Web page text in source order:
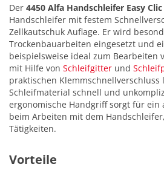
Der 4450 Alfa Handschleifer Easy Clic
Handschleifer mit festem
Zellkautschuk Auflage. Er wird
Trockenbauarbeiten eingesetzt und
beispielsweise ideal zum Bearbeiten
mit Hilfe von Schleifgitter und
praktischen Klemmschnellverschluss
Schleifmaterial schnell und
ergonomische Handgriff sorgt für ein
beim Arbeiten mit dem
Tätigkeiten.
Vorteile